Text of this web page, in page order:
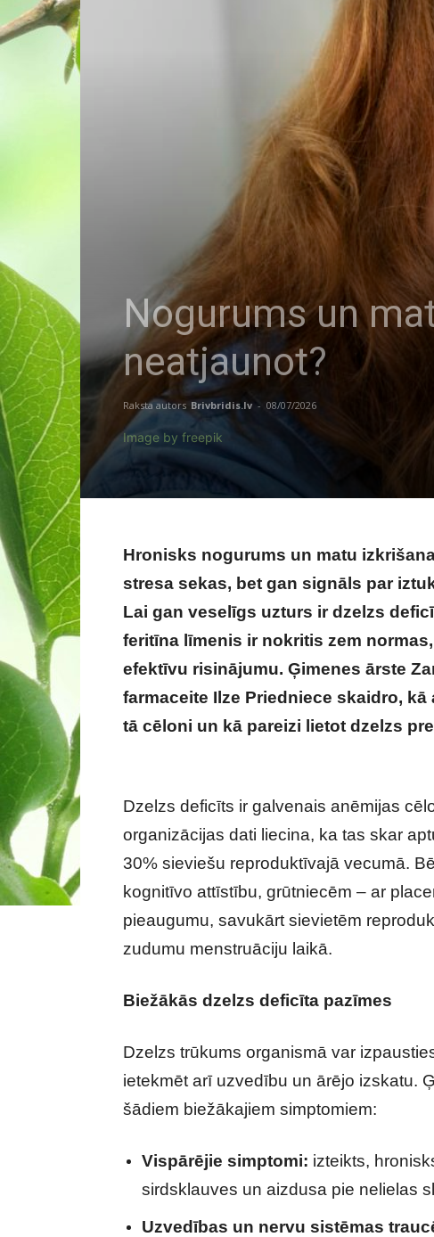
Nogurums un
neatjaunot?
Raksta autors Brivbridis.lv - 08/07/2026
Image by freepik
Hronisks nogurums un matu
stresa sekas, bet gan signāls par
Lai gan veselīgs uzturs ir dzelzs
feritīna līmenis ir nokritis zem
efektīvu risinājumu. Ģimenes ārste
farmaceite Ilze Priedniece skaidro,
tā cēloni un kā pareizi lietot dzelzs
Dzelzs deficīts ir galvenais anēmijas
organizācijas dati liecina, ka tas skar
30% sieviešu reproduktīvajā vecumā.
kognitīvo attīstību, grūtniecēm – ar
pieaugumu, savukārt sievietēm
zudumu menstruāciju laikā.
Biežākās dzelzs deficīta pazīmes
Dzelzs trūkums organismā var
ietekmēt arī uzvedību un ārējo izskatu.
šādiem biežākajiem simptomiem:
Vispārējie simptomi: izteikts,
sirdsklauves un aizdusa pie nelielas
Uzvedības un nervu sistēmas